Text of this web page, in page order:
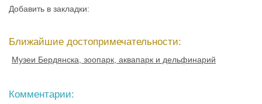
Добавить в закладки:
Ближайшие достопримечательности:
Музеи Бердянска, зоопарк, аквапарк и дельфинарий
Комментарии: